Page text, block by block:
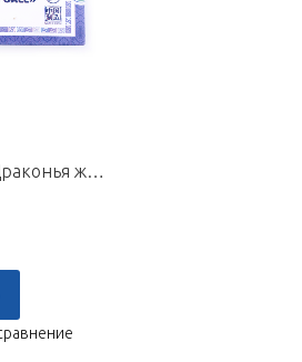
БАД к пище Пилюли «Драконья желчь», 10 пилюль по 6 г